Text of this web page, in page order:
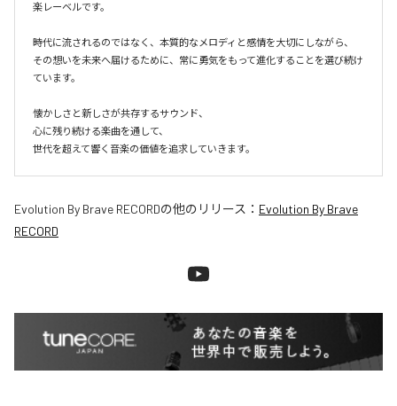
楽レーベルです。
時代に流されるのではなく、本質的なメロディと感情を大切にしながら、
その想いを未来へ届けるために、常に勇気をもって進化することを選び続け
ています。
懐かしさと新しさが共存するサウンド、
心に残り続ける楽曲を通して、
世代を超えて響く音楽の価値を追求していきます。
Evolution By Brave RECORDの他のリリース： Evolution By Brave
RECORD